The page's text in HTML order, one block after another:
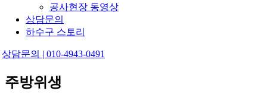
공사현장 동영상
상담문의
하수구 스토리
상담문의 | 010-4943-0491
주방위생